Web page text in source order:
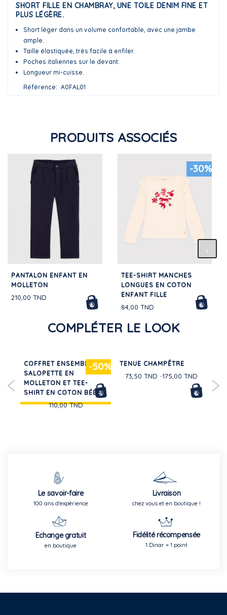
SHORT FILLE EN CHAMBRAY, UNE TOILE DENIM FINE ET
PLUS LÉGÈRE.
Short léger dans un volume confortable, avec une jambe
ample.
Taille élastiquée, très facile à enfiler.
Poches italiennes sur le devant.
Longueur mi-cuisse.
Référence
A0FAL01
PRODUITS ASSOCIÉS
PANTALON ENFANT EN
MOLLETON
210,00 TND
-30%
TEE-SHIRT MANCHES
LONGUES EN COTON
ENFANT FILLE
84,00 TND
COMPLÉTER LE LOOK
-50%
COFFRET ENSEMBLE
SALOPETTE EN
MOLLETON ET TEE-
SHIRT EN COTON BÉBÉ
110,00 TND
TENUE CHAMPÊTRE
73,50 TND 175,00 TND
Le savoir-faire
100 ans d'expérience
Livraison
chez vous et en boutique !
Echange gratuit
en boutique
Fidélité récompensée
1 Dinar = 1 point